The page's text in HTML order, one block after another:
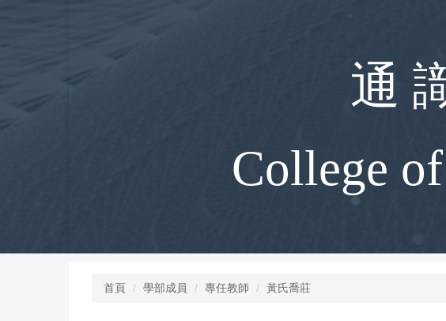
通
College
首頁 學部成員 專任教師 黃氏喬莊